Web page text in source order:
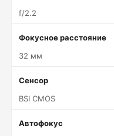
f/2.2
Фокусное расстояние
32 мм
Сенсор
BSI CMOS
Автофокус